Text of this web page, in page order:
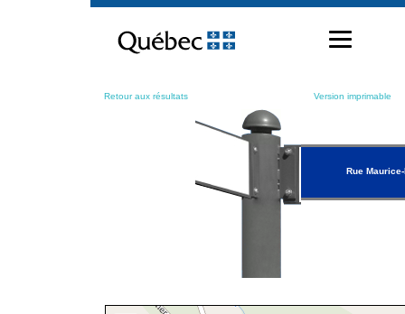
contenu
Retour aux résultats Version imprimable
Rue